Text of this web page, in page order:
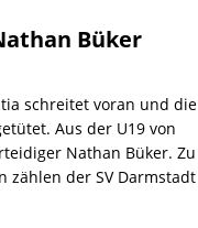
Büker
schreitet voran und die
Aus der U19 von
Nathan Büker. Zu
zählen der SV Darmstadt